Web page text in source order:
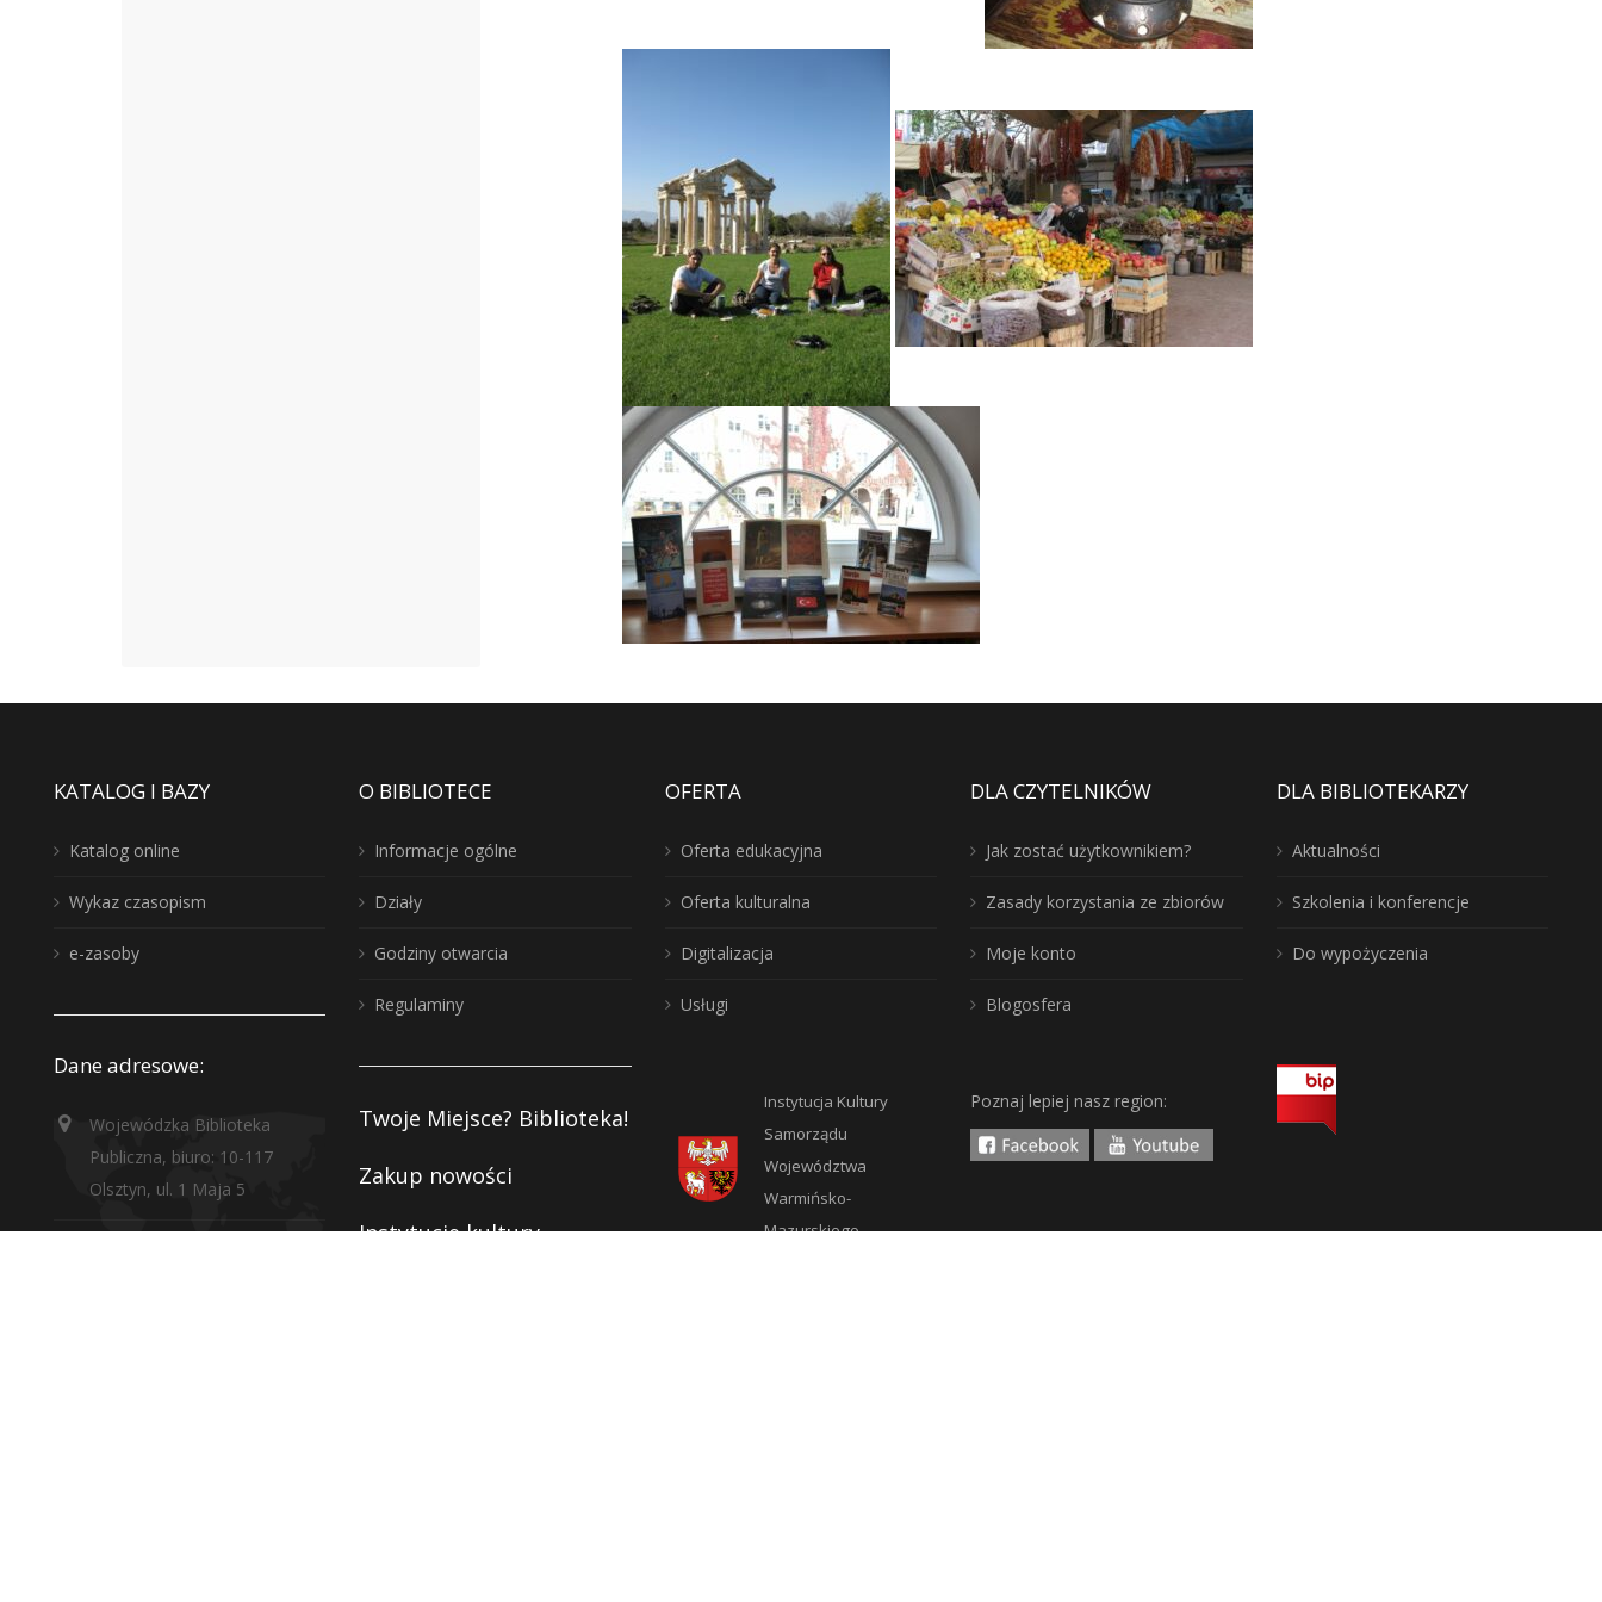
KATALOG I BAZY
Katalog online
Wykaz czasopism
e-zasoby
Dane adresowe:
Wojewódzka Biblioteka
Publiczna, biuro: 10-117
Olsztyn, ul. 1 Maja 5
O BIBLIOTECE
Informacje ogólne
Działy
Godziny otwarcia
Regulaminy
Twoje Miejsce? Biblioteka!
Zakup nowości
Instytucje kultury
OFERTA
Oferta edukacyjna
Oferta kulturalna
Digitalizacja
Usługi
Instytucja Kultury
Samorządu
Województwa
Warmińsko-
Mazurskiego
DLA CZYTELNIKÓW
Jak zostać użytkownikiem?
Zasady korzystania ze zbiorów
Moje konto
Blogosfera
Poznaj lepiej nasz region:
DLA BIBLIOTEKARZY
Aktualności
Szkolenia i konferencje
Do wypożyczenia